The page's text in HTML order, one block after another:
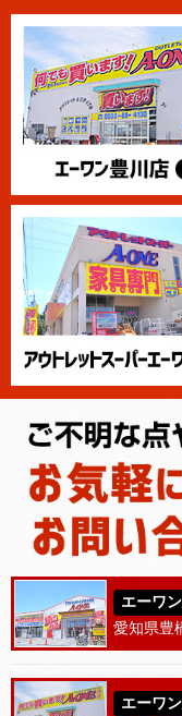
エーワ
愛知県豊
エーワ